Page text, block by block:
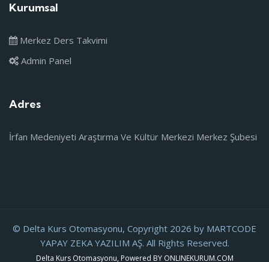
Kurumsal
Merkez Ders Takvimi
Admin Panel
Adres
İrfan Medeniyeti Araştırma Ve Kültür Merkezi Merkez Şubesi
© Delta Kurs Otomasyonu, Copyright 2026 by MARTCODE
YAPAY ZEKA YAZILIM AŞ. All Rights Reserved.
Delta Kurs Otomasyonu, Powered BY ONLINEKURUM.COM